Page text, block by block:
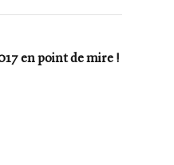
en point de mire !